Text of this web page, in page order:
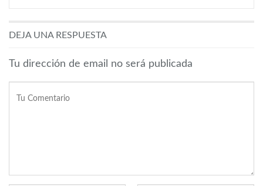
DEJA UNA RESPUESTA
Tu dirección de email no será publicada